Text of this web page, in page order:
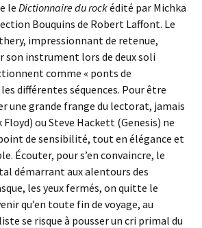
le Dictionnaire du rockédité par Michka
Bouquins de Robert Laffont. Le
impressionnant de retenue,
son instrument lors de deux soli
comme « ponts de
différentes séquences. Pour être
une grande frange du lectorat, jamais
ou Steve Hackett (Genesis) ne
de sensibilité, tout en élégance et
Écouter, pour s’en convaincre, le
démarrant aux alentours des
les yeux fermés, on quitte le
qu’en toute fin de voyage, au
se risque à pousser un cri primal du